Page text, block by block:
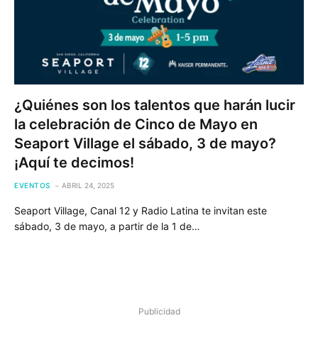
¿Quiénes son los talentos que harán lucir
la celebración de Cinco de Mayo en
Seaport Village el sábado, 3 de mayo?
¡Aquí te decimos!
EVENTOS ABRIL 24, 2025
Seaport Village, Canal 12 y Radio Latina te invitan este
sábado, 3 de mayo, a partir de la 1 de…
Publicidad